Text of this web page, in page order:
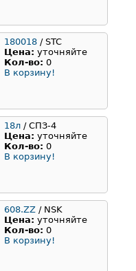
180018 / STC
Цена: уточняйте
Кол-во: 0
В корзину!
18л / СПЗ-4
Цена: уточняйте
Кол-во: 0
В корзину!
608.ZZ / NSK
Цена: уточняйте
Кол-во: 0
В корзину!